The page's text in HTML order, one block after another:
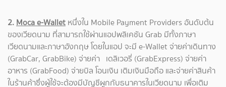
2. Moca e-Wallet หนึ่งใน Mobile Payment Providers อันดับต้น
ของเวียดนาม ที่สามารถใช้ผ่านแอปพลิเคชัน Grab มีทั้งภาษา
เวียดนามและภาษาอังกฤษ โดยในแอป จะมี e-Wallet จ่ายค่าเดินทาง
(GrabCar, GrabBike) จ่ายค่า เดลิเวอรี่ (GrabExpress) จ่ายค่า
อาหาร (GrabFood) จ่ายบิล โอนเงิน เติมเงินมือถือ และจ่ายค่าสินค้า
ในร้านค้าซึ่งผู้ใช้จะต้องมีบัญชีผูกกับธนาคารในเวียดนาม เพื่อเติม